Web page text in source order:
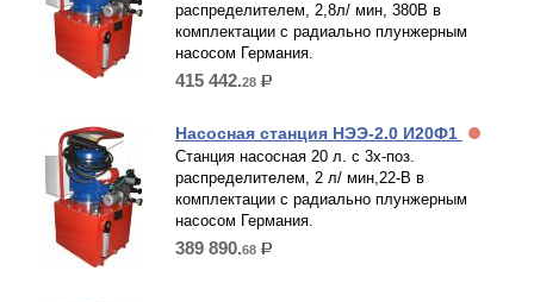
распределителем, 2,8л/ мин, 380В в
комплектации с радиально плунжерным
насосом Германия.
415 442.28 р.
Насосная станция НЭЭ-2.0 И20Ф1
Станция насосная 20 л. с 3х-поз.
распределителем, 2 л/ мин,22-В в
комплектации с радиально плунжерным
насосом Германия.
389 890.68 р.